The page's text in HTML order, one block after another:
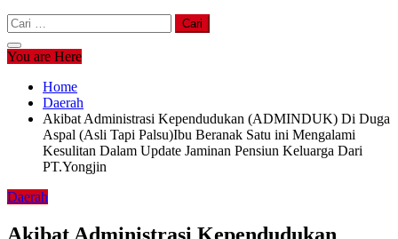
Cari
untuk:
You are Here
Home
Daerah
Akibat Administrasi Kependudukan (ADMINDUK) Di Duga
Aspal (Asli Tapi Palsu)Ibu Beranak Satu ini Mengalami
Kesulitan Dalam Update Jaminan Pensiun Keluarga Dari
PT.Yongjin
Daerah